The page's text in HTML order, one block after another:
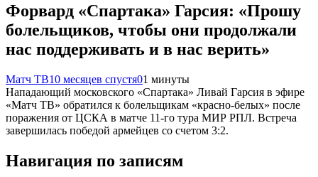
Форвард «Спартака» Гарсия: «Прошу
болельщиков, чтобы они продолжали
нас поддерживать и в нас верить»
Матч ТВ10 месяцев спустя01 минуты
Нападающий московского «Спартака» Ливай Гарсия в эфире
«Матч ТВ» обратился к болельщикам «красно‑белых» после
поражения от ЦСКА в матче 11‑го тура МИР РПЛ. Встреча
завершилась победой армейцев со счетом 3:2.
Навигация по записям